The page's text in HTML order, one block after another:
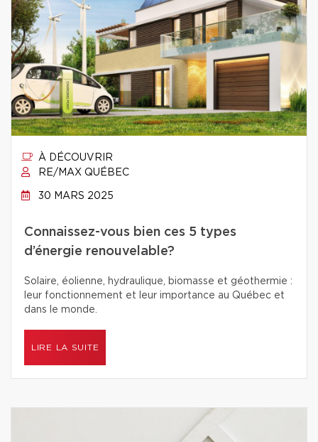
À DÉCOUVRIR
RE/MAX QUÉBEC
30 MARS 2025
Connaissez-vous bien ces 5 types
d’énergie renouvelable?
Solaire, éolienne, hydraulique, biomasse et géothermie :
leur fonctionnement et leur importance au Québec et
dans le monde.
LIRE LA SUITE